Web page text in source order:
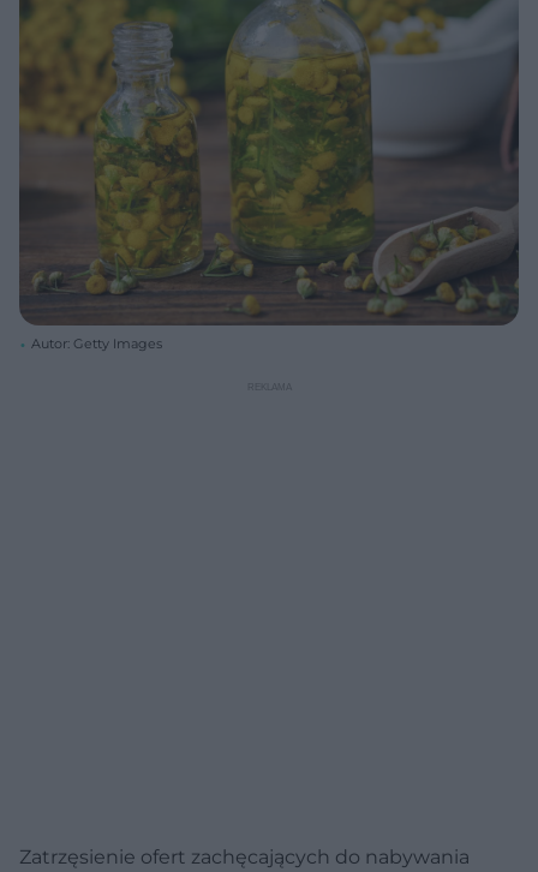
Autor: Getty Images
Zatrzęsienie ofert zachęcających do nabywania